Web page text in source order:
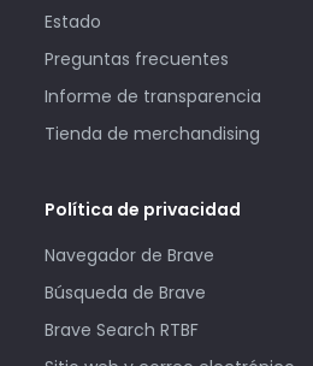
Estado
Preguntas frecuentes
Informe de transparencia
Tienda de merchandising
Política de privacidad
Navegador de Brave
Búsqueda de Brave
Brave Search RTBF